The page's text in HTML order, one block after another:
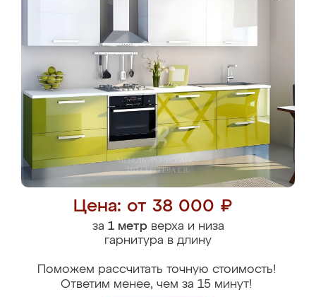
Цена: от 38 000 ₽
за 1 метрверха и низа
гарнитура в длину
Поможем рассчитать точную стоимость!
Ответим менее, чем за 15 минут!